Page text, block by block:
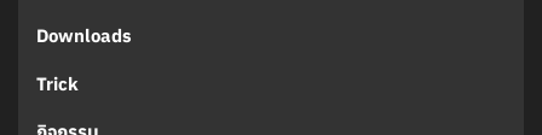
Downloads
Trick